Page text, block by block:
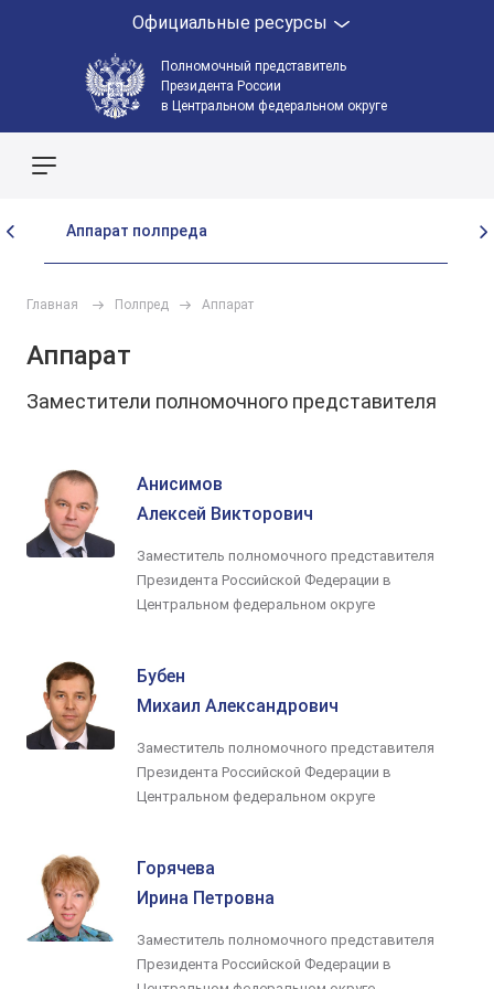
Полномочный представитель
Президента России
в Центральном федеральном округе
Официальные ресурсы
Аппарат полпреда
Главная Полпред Аппарат
Аппарат
Заместители полномочного представителя
Анисимов
Алексей Викторович
Заместитель полномочного представителя
Президента Российской Федерации в
Центральном федеральном округе
Бубен
Михаил Александрович
Заместитель полномочного представителя
Президента Российской Федерации в
Центральном федеральном округе
Горячева
Ирина Петровна
Заместитель полномочного представителя
Президента Российской Федерации в